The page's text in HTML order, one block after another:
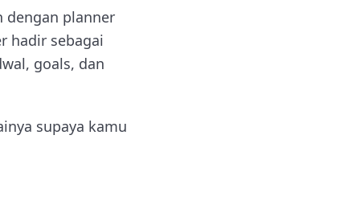
dengan planner
hadir sebagai
goals, dan
supaya kamu